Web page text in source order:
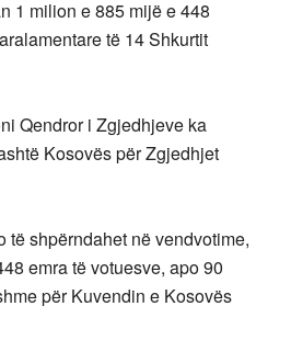
1 milion e 885 mijë e 448
të 14 Shkurtit
Qendror i Zgjedhjeve ka
Kosovës për Zgjedhjet
të shpërndahet në vendvotime,
emra të votuesve, apo 90
për Kuvendin e Kosovës